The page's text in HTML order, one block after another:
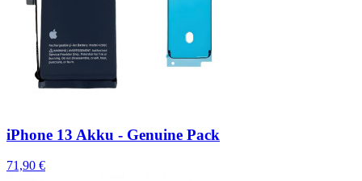
iPhone 13 Akku - Genuine Pack
71,90 €